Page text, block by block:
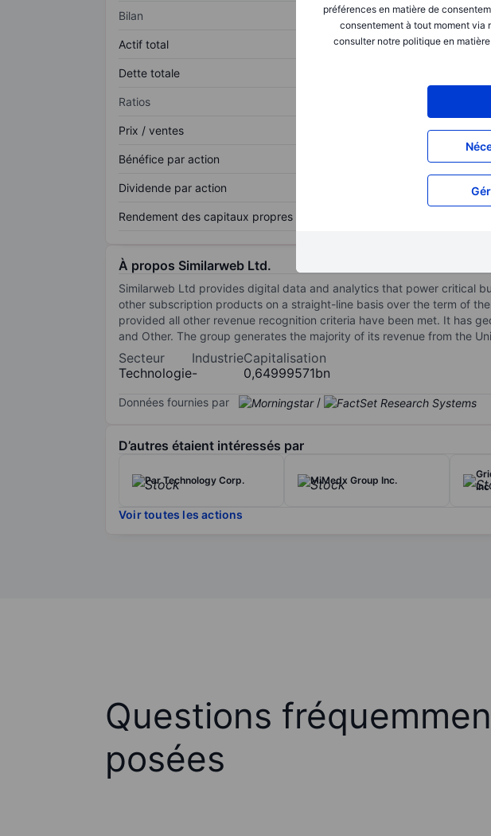
préférences en matière de
consentement à tout moment via
consulter notre politique en
Bilan
Actif total
Dette totale
Ratios
Prix / ventes
Bénéfice par action
Dividende par action
Rendement des capitaux propres
À propos Similarweb Ltd.
Similarweb Ltd provides digital data and analytics that power critical
other subscription products on a straight-line basis over the term of
provided all other revenue recognition criteria have been met. It has
and Other. The group generates the majority of its revenue from the
Secteur
Technologie
Industrie
-
Capitalisation
0,64999571bn
Données fournies par /
D’autres étaient intéressés par
Par Technology Corp. MiMedx Group Inc.
Inc
Voir toutes les actions
Questions
posées